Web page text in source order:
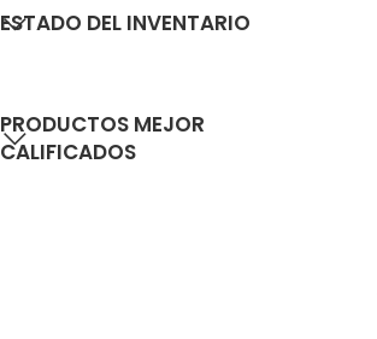
ESTADO DEL INVENTARIO
PRODUCTOS MEJOR
CALIFICADOS